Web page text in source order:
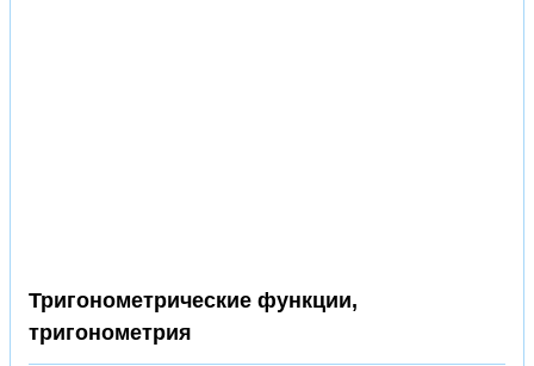
Тригонометрические функции,
тригонометрия